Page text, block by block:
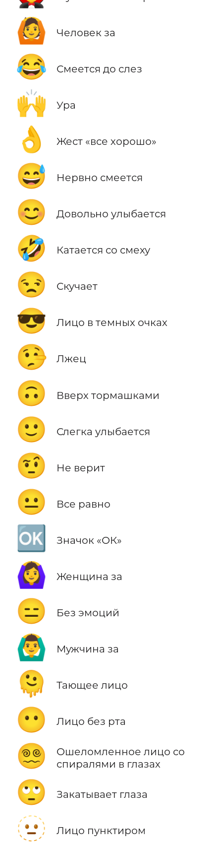
🙆 Человек за
😂 Смеется до слез
🙌 Ура
👌 Жест «все хорошо»
😅 Нервно смеется
😊 Довольно улыбается
🤣 Катается со смеху
😒 Скучает
😎 Лицо в темных очках
🤥 Лжец
🙃 Вверх тормашками
🙂 Слегка улыбается
🤨 Не верит
😐 Все равно
🆗 Значок «ОК»
🙆‍♀️ Женщина за
😑 Без эмоций
🙆‍♂️ Мужчина за
🫠 Тающее лицо
😶 Лицо без рта
😵‍💫
Ошеломленное лицо со
спиралями в глазах
🙄 Закатывает глаза
🫥 Лицо пунктиром